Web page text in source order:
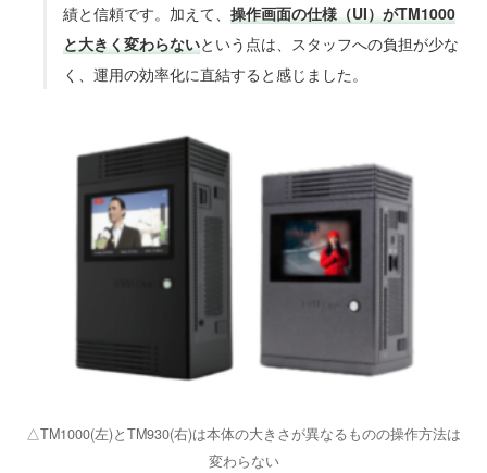
績と信頼です。加えて、 操作画面の仕様（UI）がTM1000
と大きく変わらないという点は、スタッフへの負担が少な
く、運用の効率化に直結すると感じました。
△TM1000(左)とTM930(右)は本体の大きさが異なるものの操作方法は
変わらない